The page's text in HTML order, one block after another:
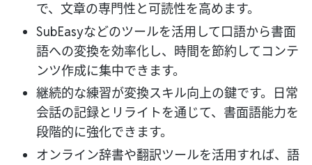
で、文章の専門性と可読性を高めます。
SubEasyなどのツールを活用して口語から書面
語への変換を効率化し、時間を節約してコンテ
ンツ作成に集中できます。
継続的な練習が変換スキル向上の鍵です。日常
会話の記録とリライトを通じて、書面語能力を
段階的に強化できます。
オンライン辞書や翻訳ツールを活用すれば、語